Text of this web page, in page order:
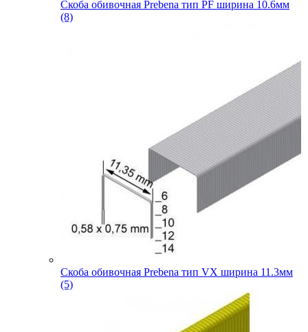
Скоба обивочная Prebena тип PF ширина 10.6мм
(8)
Скоба обивочная Prebena тип VX ширина 11.3мм
(5)